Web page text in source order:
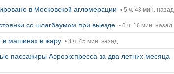
в Московской агломерации • 5 ч. 48 мин. назад
со шлагбаумом при выезде • 8 ч. 10 мин. назад
в машинах в жару • 8 ч. 45 мин. назад
пассажиры Аэроэкспресса за два летних месяца